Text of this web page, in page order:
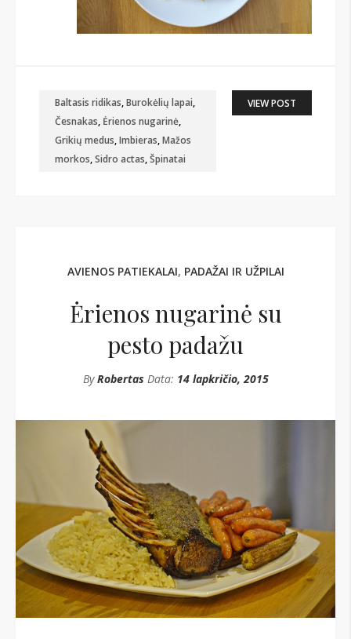
Baltasis ridikas,Burokėlių lapai,
Česnakas, Ėrienos nugarinė,
Grikių medus,Imbieras,Mažos
morkos,Sidro actas,Špinatai
VIEW POST
AVIENOS PATIEKALAI, PADAŽAI IR UŽPILAI
Ėrienos nugarinė su
pesto padažu
ByRobertas Data: 14 lapkričio, 2015